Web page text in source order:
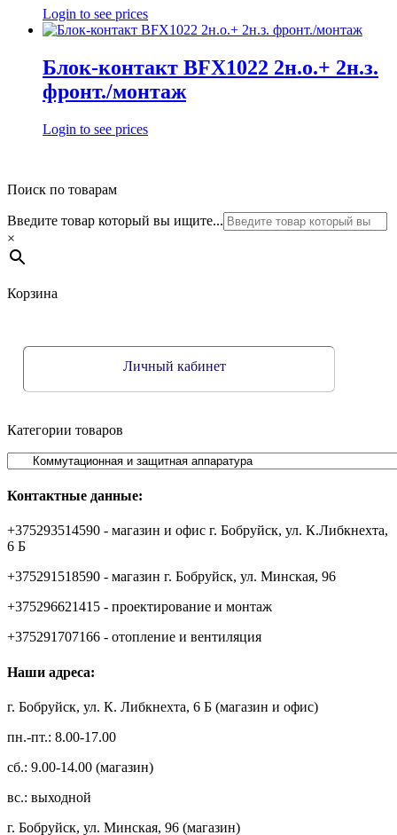
Login to see prices
Блок-контакт BFX1022 2н.о.+ 2н.з.
фронт./монтаж
Login to see prices
Поиск по товарам
Введите товар который вы ищите...
×
Корзина
Личный кабинет
Категории товаров
Контактные данные:
+375293514590 - магазин и офис г. Бобруйск, ул. К.Либкнехта,
6 Б
+375291518590 - магазин г. Бобруйск, ул. Минская, 96
+375296621415 - проектирование и монтаж
+375291707166 - отопление и вентиляция
Наши адреса:
г. Бобруйск, ул. К. Либкнехта, 6 Б (магазин и офис)
пн.-пт.: 8.00-17.00
сб.: 9.00-14.00 (магазин)
вс.: выходной
г. Бобруйск, ул. Минская, 96 (магазин)